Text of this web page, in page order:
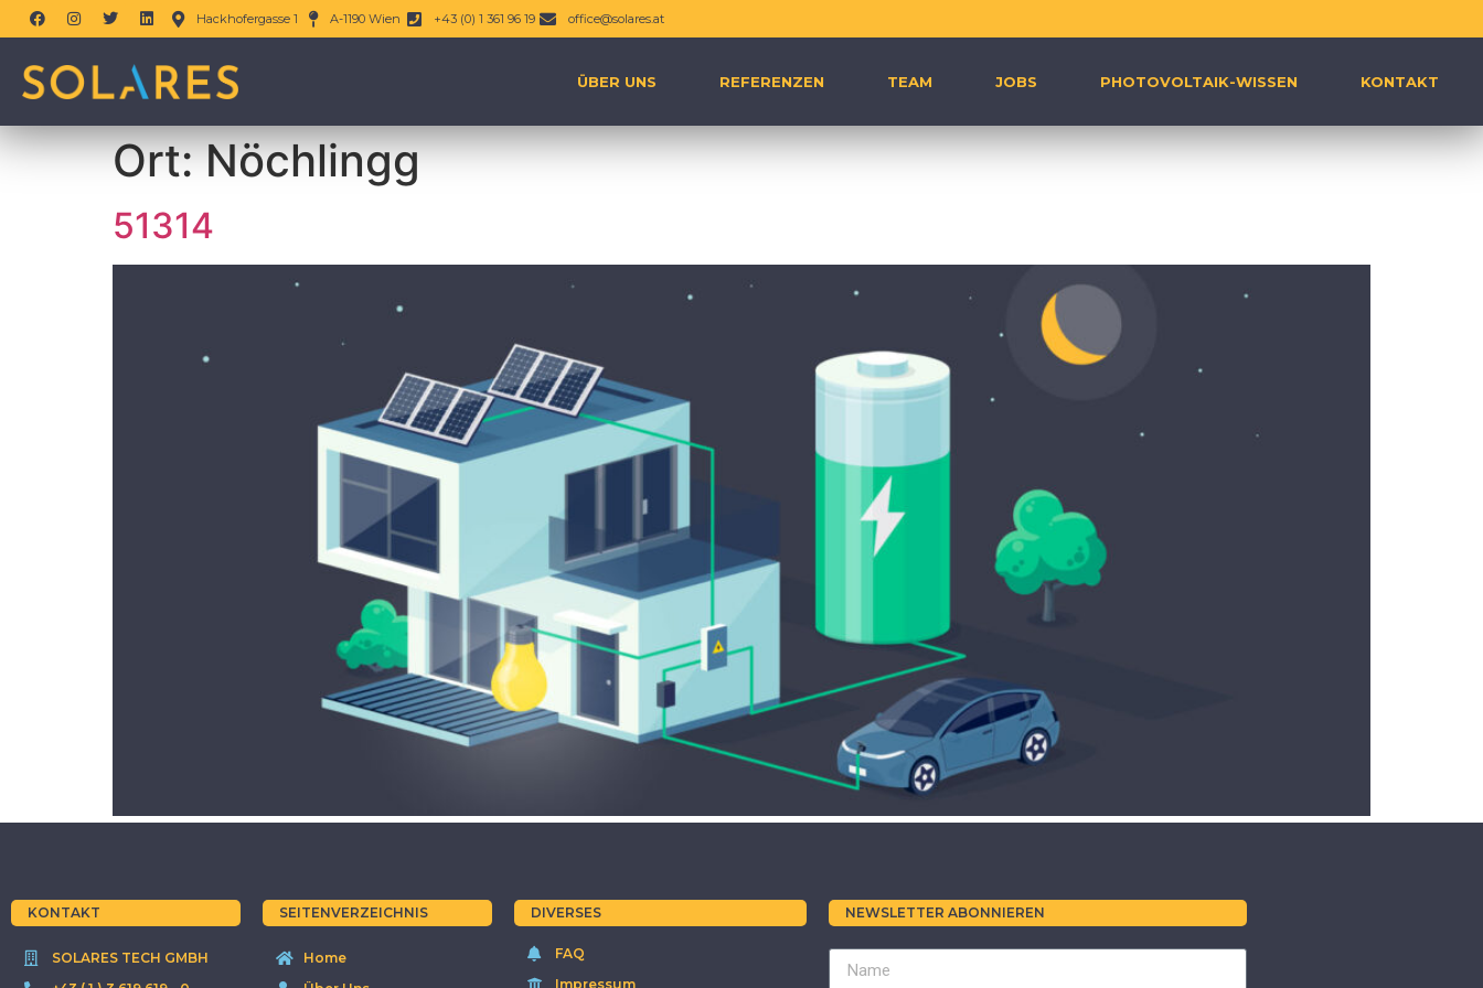
Hackhofergasse 1 A-1190 Wien +43 (0) 1 361 96 19 office@solares.at
ÜBER UNS REFERENZEN TEAM JOBS PHOTOVOLTAIK-WISSEN KONTAKT
Ort:Nöchlingg
51314
KONTAKT
SOLARES TECH GMBH
SEITENVERZEICHNIS
Home
DIVERSES
FAQ
Impressum
NEWSLETTER ABONNIEREN